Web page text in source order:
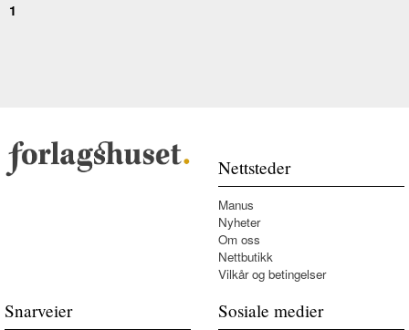
1
Nettsteder
Manus
Nyheter
Om oss
Nettbutikk
Vilkår og betingelser
Snarveier Sosiale medier